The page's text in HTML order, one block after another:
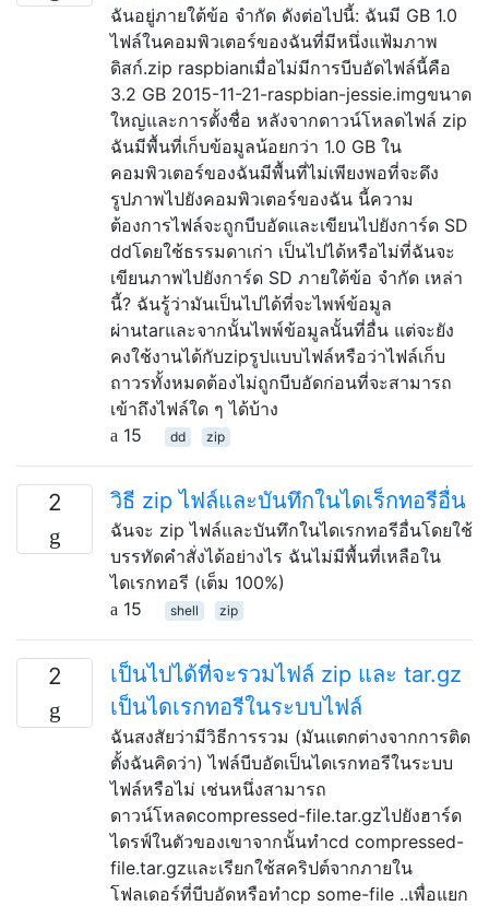
ฉันอยู่ภายใต้ข้อ จำกัด ดังต่อไปนี้: ฉันมี GB 1.0
ไฟล์ในคอมพิวเตอร์ของฉันที่มีหนึ่งแฟ้มภาพ
ดิสก์.zip raspbianเมื่อไม่มีการบีบอัดไฟล์นี้คือ
3.2 GB 2015-11-21-raspbian-jessie.imgขนาด
ใหญ่และการตั้งชื่อ หลังจากดาวน์โหลดไฟล์ zip
ฉันมีพื้นที่เก็บข้อมูลน้อยกว่า 1.0 GB ใน
คอมพิวเตอร์ของฉันมีพื้นที่ไม่เพียงพอที่จะดึง
รูปภาพไปยังคอมพิวเตอร์ของฉัน นี้ความ
ต้องการไฟล์จะถูกบีบอัดและเขียนไปยังการ์ด SD
ddโดยใช้ธรรมดาเก่า เป็นไปได้หรือไม่ที่ฉันจะ
เขียนภาพไปยังการ์ด SD ภายใต้ข้อ จำกัด เหล่า
นี้? ฉันรู้ว่ามันเป็นไปได้ที่จะไพพ์ข้อมูล
ผ่านtarและจากนั้นไพพ์ข้อมูลนั้นที่อื่น แต่จะยัง
คงใช้งานได้กับzipรูปแบบไฟล์หรือว่าไฟล์เก็บ
ถาวรทั้งหมดต้องไม่ถูกบีบอัดก่อนที่จะสามารถ
เข้าถึงไฟล์ใด ๆ ได้บ้าง
15
dd zip
2 วิธี zip ไฟล์และบันทึกในไดเร็กทอรีอื่น
ฉันจะ zip ไฟล์และบันทึกในไดเรกทอรีอื่นโดยใช้
บรรทัดคำสั่งได้อย่างไร ฉันไม่มีพื้นที่เหลือใน
ไดเรกทอรี (เต็ม 100%)
15
shell zip
2
เป็นไปได้ที่จะรวมไฟล์ zip และ tar.gz
เป็นไดเรกทอรีในระบบไฟล์
ฉันสงสัยว่ามีวิธีการรวม (มันแตกต่างจากการติด
ตั้งฉันคิดว่า) ไฟล์บีบอัดเป็นไดเรกทอรีในระบบ
ไฟล์หรือไม่ เช่นหนึ่งสามารถ
ดาวน์โหลดcompressed-file.tar.gzไปยังฮาร์ด
ไดรฟ์ในตัวของเขาจากนั้นทำcd compressed-
file.tar.gzและเรียกใช้สคริปต์จากภายใน
โฟลเดอร์ที่บีบอัดหรือทำcp some-file ..เพื่อแยก